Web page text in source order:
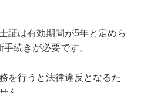
証は有効期間が5年と定めら
続きが必要です。
を行うと法律違反となるた